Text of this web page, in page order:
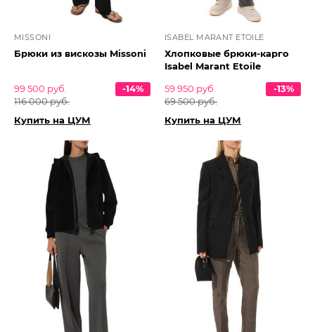
MISSONI
Брюки из вискозы Missoni
99 500 руб.
116 000 руб.
-14%
Купить на ЦУМ
ISABEL MARANT ETOILE
Хлопковые брюки-карго
Isabel Marant Etoile
59 950 руб.
69 500 руб.
-13%
Купить на ЦУМ